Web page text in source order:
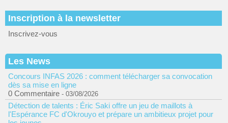
Inscription à la newsletter
Inscrivez-vous
Les News
Concours INFAS 2026 : comment télécharger sa convocation
dès sa mise en ligne
0 Commentaire - 03/08/2026
Détection de talents : Éric Saki offre un jeu de maillots à
l'Espérance FC d'Okrouyo et prépare un ambitieux projet pour